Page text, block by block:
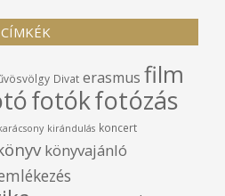
CÍMKÉK
Divat erasmus film
fotókfotózás
kirándulás koncert
könyvajánló